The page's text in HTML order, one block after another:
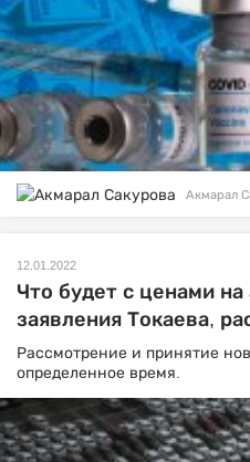
Акмарал
12.01.2022
Что будет с ценами
заявления Токаева,
Рассмотрение и принятие
определенное время.